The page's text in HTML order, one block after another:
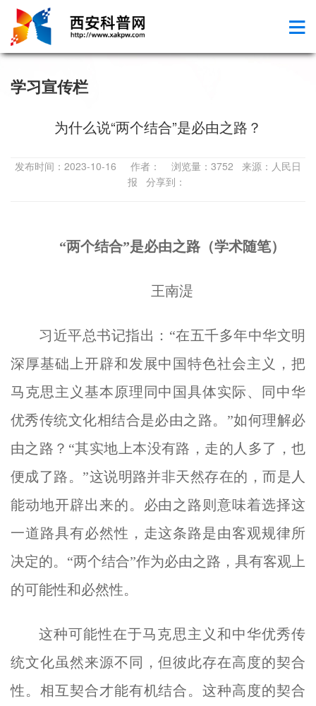
学习宣传栏
为什么说“两个结合”是必由之路？
发布时间：2023-10-16 作者： 浏览量：3752 来源：人民日
报 分享到：
“两个结合”是必由之路（学术随笔）
王南湜
习近平总书记指出：“在五千多年中华文明
深厚基础上开辟和发展中国特色社会主义，把
马克思主义基本原理同中国具体实际、同中华
优秀传统文化相结合是必由之路。”如何理解必
由之路？“其实地上本没有路，走的人多了，也
便成了路。”这说明路并非天然存在的，而是人
能动地开辟出来的。必由之路则意味着选择这
一道路具有必然性，走这条路是由客观规律所
决定的。“两个结合”作为必由之路，具有客观上
的可能性和必然性。
这种可能性在于马克思主义和中华优秀传
统文化虽然来源不同，但彼此存在高度的契合
性。相互契合才能有机结合。这种高度的契合